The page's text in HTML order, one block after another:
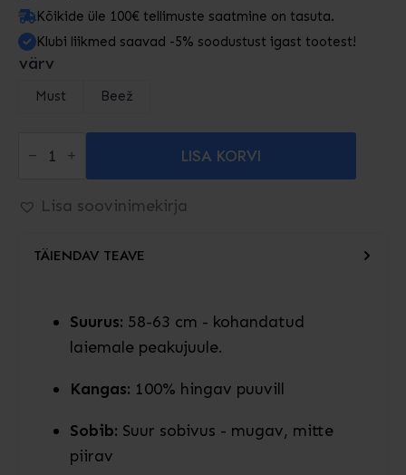
Kõikide üle 100€ tellimuste saatmine on tasuta.
Klubi liikmed saavad -5% soodustust igast tootest!
värv
Must Beež
Fit
kogus
LISA KORVI
Lisa soovinimekirja
TÄIENDAV TEAVE
Suurus: 58-63 cm - kohandatud
laiemale peakujuule.
Kangas: 100% hingav puuvill
Sobib: Suur sobivus - mugav, mitte
piirav